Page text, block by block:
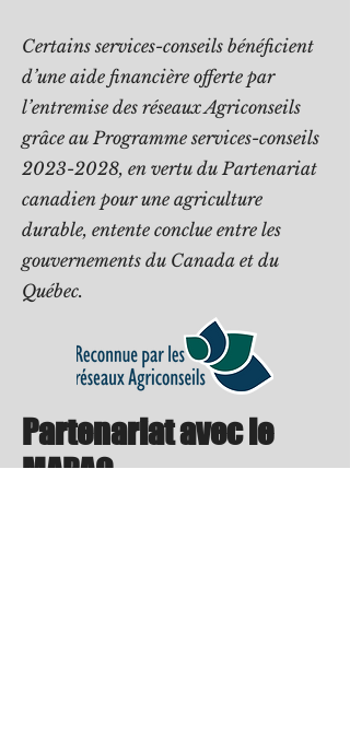
Certains services-conseils bénéficient
d’une aide financière offerte par
l’entremise des réseaux Agriconseils
grâce au Programme services-conseils
2023-2028, en vertu du Partenariat
canadien pour une agriculture
durable, entente conclue entre les
gouvernements du Canada et du
Québec.
Partenariat avec le
MAPAQ